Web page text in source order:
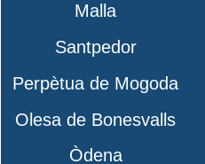
Malla
Santpedor
Perpètua de Mogoda
Olesa de Bonesvalls
Òdena